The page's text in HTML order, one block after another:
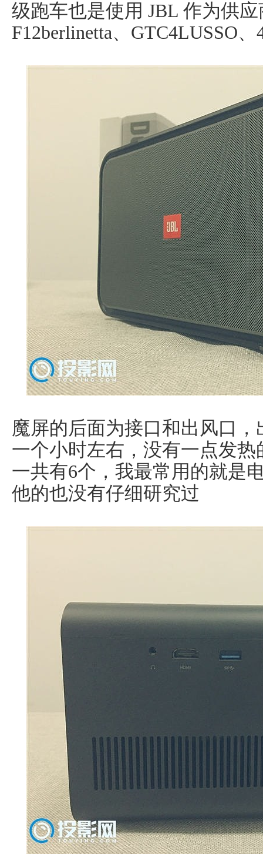
级跑车也是使用 JBL 作为供
F12berlinetta、GTC4LUSSO
魔屏的后面为接口和出风口
一个小时左右，没有一点发
一共有6个，我最常用的就是
他的也没有仔细研究过